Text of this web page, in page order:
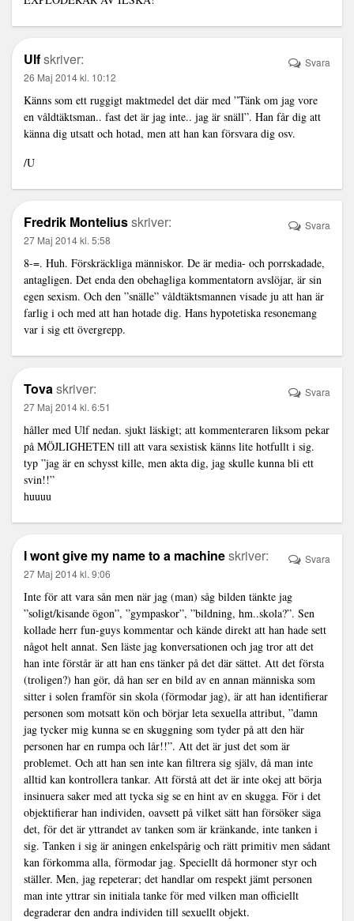
Ulfskriver:
26 Maj 2014 kl. 10:12
Känns som ett ruggigt maktmedel det där med ”Tänk om jag vore
en våldtäktsman.. fast det är jag inte.. jag är snäll”. Han får dig att
känna dig utsatt och hotad, men att han kan försvara dig osv.
/U
Svara
Fredrik Monteliusskriver:
27 Maj 2014 kl. 5:58
8-=. Huh. Förskräckliga människor. De är media- och porrskadade,
antagligen. Det enda den obehagliga kommentatorn avslöjar, är sin
egen sexism. Och den ”snälle” våldtäktsmannen visade ju att han är
farlig i och med att han hotade dig. Hans hypotetiska resonemang
var i sig ett övergrepp.
Svara
Tovaskriver:
27 Maj 2014 kl. 6:51
håller med Ulf nedan. sjukt läskigt; att kommenteraren liksom pekar
på MÖJLIGHETEN till att vara sexistisk känns lite hotfullt i sig.
typ ”jag är en schysst kille, men akta dig, jag skulle kunna bli ett
svin!!”
huuuu
Svara
I wont give my name to a machineskriver:
27 Maj 2014 kl. 9:06
Inte för att vara sån men när jag (man) såg bilden tänkte jag
”soligt/kisande ögon”, ”gympaskor”, ”bildning, hm..skola?”. Sen
kollade herr fun-guys kommentar och kände direkt att han hade sett
något helt annat. Sen läste jag konversationen och jag tror att det
han inte förstår är att han ens tänker på det där sättet. Att det första
(troligen?) han gör, då han ser en bild av en annan människa som
sitter i solen framför sin skola (förmodar jag), är att han identifierar
personen som motsatt kön och börjar leta sexuella attribut, ”damn
jag tycker mig kunna se en skuggning som tyder på att den här
personen har en rumpa och lår!!”. Att det är just det som är
problemet. Och att han sen inte kan filtrera sig själv, då man inte
alltid kan kontrollera tankar. Att förstå att det är inte okej att börja
insinuera saker med att tycka sig se en hint av en skugga. För i det
objektifierar han individen, oavsett på vilket sätt han försöker säga
det, för det är yttrandet av tanken som är kränkande, inte tanken i
sig. Tanken i sig är aningen enkelspårig och rätt primitiv men sådant
kan förkomma alla, förmodar jag. Speciellt då hormoner styr och
ställer. Men, jag repeterar; det handlar om respekt jämt personen
man inte yttrar sin initiala tanke för med vilken man officiellt
degraderar den andra individen till sexuellt objekt.
Svara